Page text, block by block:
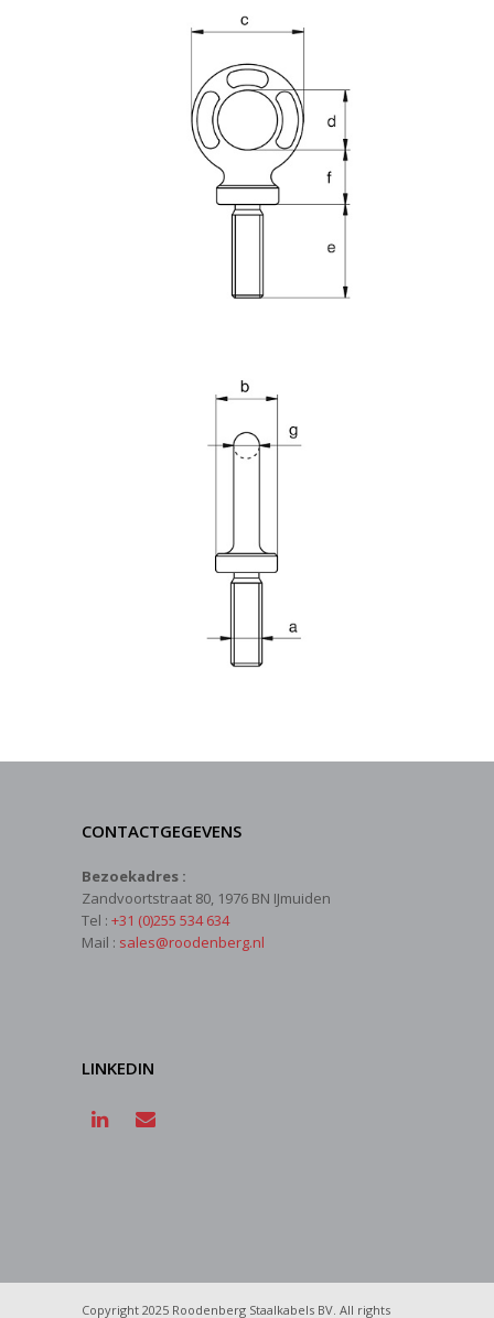
CONTACTGEGEVENS
Bezoekadres :
Zandvoortstraat 80, 1976 BN IJmuiden
Tel : +31 (0)255 534 634
Mail : sales@roodenberg.nl
LINKEDIN
Copyright 2025 Roodenberg Staalkabels BV. All rights